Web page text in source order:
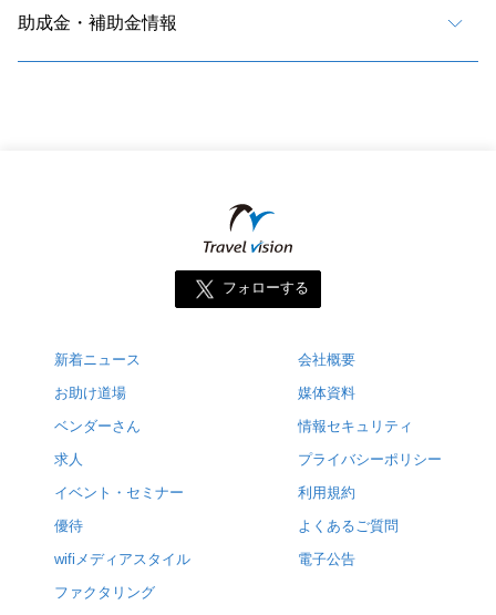
助成金・補助金情報
フォローする
新着ニュース
お助け道場
ベンダーさん
求人
イベント・セミナー
優待
wifiメディアスタイル
ファクタリング
会社概要
媒体資料
情報セキュリティ
プライバシーポリシー
利用規約
よくあるご質問
電子公告